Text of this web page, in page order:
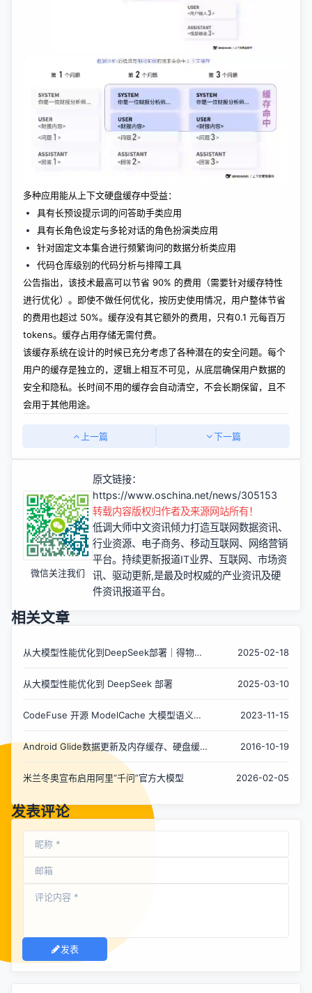
多种应用能从上下文硬盘缓存中受益：
具有长预设提示词的问答助手类应用
具有长角色设定与多轮对话的角色扮演类应用
针对固定文本集合进行频繁询问的数据分析类应用
代码仓库级别的代码分析与排障工具
公告指出，该技术最高可以节省 90% 的费用（需要针对缓存特性
进行优化）。即使不做任何优化，按历史使用情况，用户整体节省
的费用也超过 50%。缓存没有其它额外的费用，只有0.1 元每百万
tokens。缓存占用存储无需付费。
该缓存系统在设计的时候已充分考虑了各种潜在的安全问题。每个
用户的缓存是独立的，逻辑上相互不可见，从底层确保用户数据的
安全和隐私。长时间不用的缓存会自动清空，不会长期保留，且不
会用于其他用途。
上一篇 下一篇
微信关注我们
原文链接：
https://www.oschina.net/news/305153
转载内容版权归作者及来源网站所有！
低调大师中文资讯倾力打造互联网数据资讯、
行业资源、电子商务、移动互联网、网络营销
平台。持续更新报道IT业界、互联网、市场资
讯、驱动更新,是最及时权威的产业资讯及硬
件资讯报道平台。
相关文章
从大模型性能优化到DeepSeek部署｜得物技
2025-02-18
从大模型性能优化到 DeepSeek 部署 2025-03-10
CodeFuse 开源 ModelCache 大模型语义缓
2023-11-15
Android Glide数据更新及内存缓存、硬盘缓存
2016-10-19
米兰冬奥宣布启用阿里“千问”官方大模型 2026-02-05
发表评论
发表